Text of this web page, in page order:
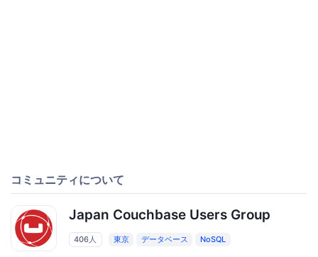
コミュニティについて
Japan Couchbase Users Group
406人 東京 データベース NoSQL